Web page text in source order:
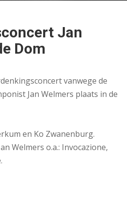
Jan
Dom
vanwege de
Jan Welmers plaats in de
en Ko Zwanenburg.
Welmers o.a.: Invocazione,